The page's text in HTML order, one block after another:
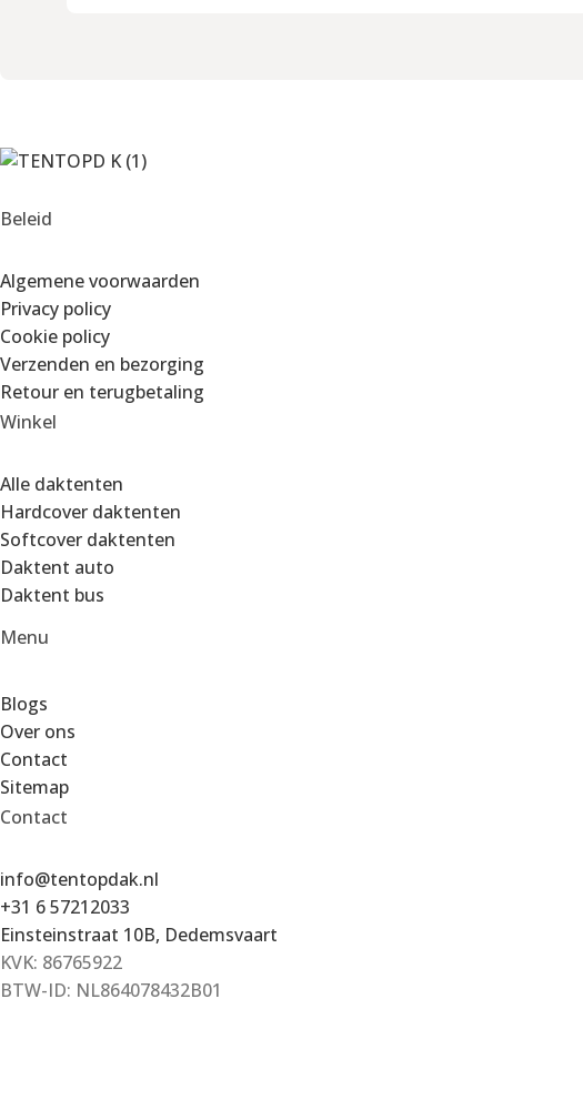
Beleid
Algemene voorwaarden
Privacy policy
Cookie policy
Verzenden en bezorging
Retour en terugbetaling
Winkel
Alle daktenten
Hardcover daktenten
Softcover daktenten
Daktent auto
Daktent bus
Menu
Blogs
Over ons
Contact
Sitemap
Contact
info@tentopdak.nl
+31 6 57212033
Einsteinstraat 10B, Dedemsvaart
KVK: 86765922
BTW-ID: NL864078432B01